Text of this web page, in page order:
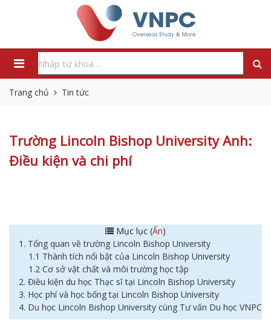
Trang chủ Tin tức
Trường Lincoln Bishop University Anh:
Điều kiện và chi phí
Mục lục (Ẩn)
1. Tổng quan về trường Lincoln Bishop University
1.1 Thành tích nổi bật của Lincoln Bishop University
1.2 Cơ sở vật chất và môi trường học tập
2. Điều kiện du học Thạc sĩ tại Lincoln Bishop University
3. Học phí và học bổng tại Lincoln Bishop University
4. Du học Lincoln Bishop University cùng Tư vấn Du học VNPC